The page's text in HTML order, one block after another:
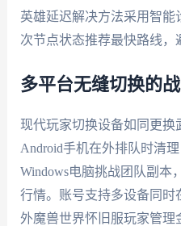
英雄延迟解决方法采用智
次节点状态推荐最快路线，
多平台无缝切换的
现代玩家切换设备如同更
Android手机在外排队时清
Windows电脑挑战团队副本
行情。账号支持多设备同
外魔兽世界怀旧服玩家管理